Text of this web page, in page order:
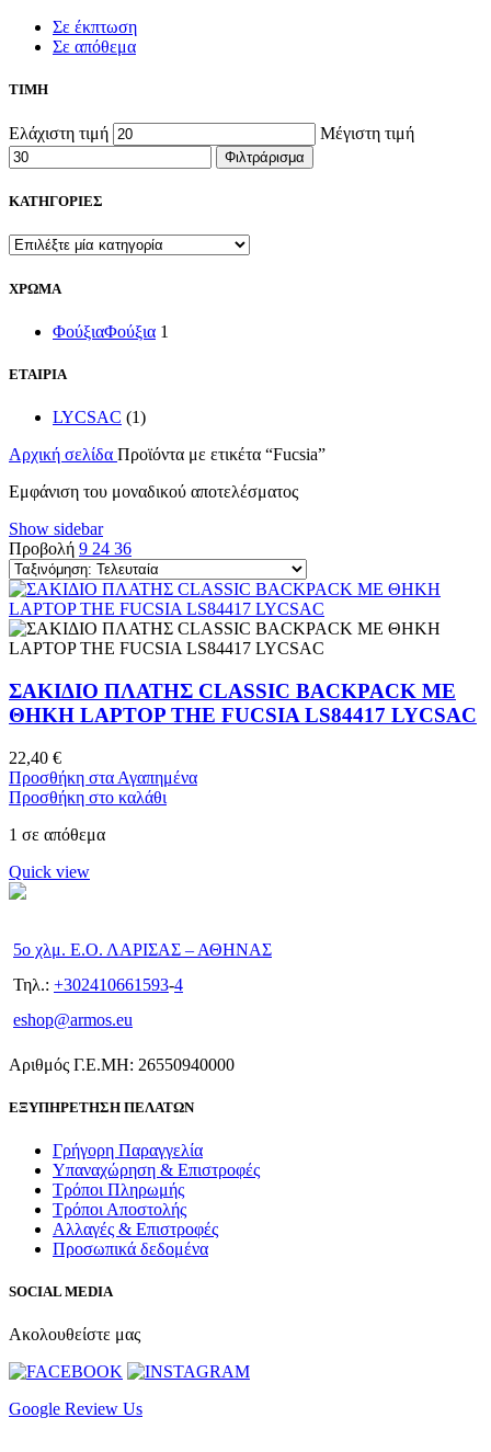
Σε έκπτωση
Σε απόθεμα
ΤΙΜΗ
Ελάχιστη τιμή Μέγιστη τιμή
Φιλτράρισμα
ΚΑΤΗΓΟΡΙΕΣ
ΧΡΩΜΑ
ΦούξιαΦούξια 1
ΕΤΑΙΡΙΑ
LYCSAC (1)
Αρχική σελίδα Προϊόντα με ετικέτα “Fucsia”
Εμφάνιση του μοναδικού αποτελέσματος
Show sidebar
Προβολή 9 24 36
ΣΑΚΙΔΙΟ ΠΛΑΤΗΣ CLASSIC BACKPACK ΜΕ
ΘΗΚΗ LAPTOP THE FUCSIA LS84417 LYCSAC
22,40 €
Προσθήκη στα Αγαπημένα
Προσθήκη στο καλάθι
1 σε απόθεμα
Quick view
5ο χλμ. Ε.Ο. ΛΑΡΙΣΑΣ – ΑΘΗΝΑΣ
Τηλ.: +302410661593-4
eshop@armos.eu
Αριθμός Γ.Ε.ΜΗ: 26550940000
ΕΞΥΠΗΡΕΤΗΣΗ ΠΕΛΑΤΩΝ
Γρήγορη Παραγγελία
Υπαναχώρηση & Επιστροφές
Τρόποι Πληρωμής
Τρόποι Αποστολής
Αλλαγές & Επιστροφές
Προσωπικά δεδομένα
SOCIAL MEDIA
Ακολουθείστε μας
Google Review Us